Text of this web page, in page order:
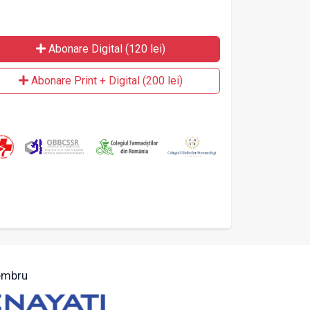
Abonare Digital (120 lei)
Abonare Print + Digital (200 lei)